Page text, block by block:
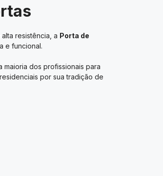
resistência, a Porta de
e funcional.
dos profissionais para
por sua tradição de